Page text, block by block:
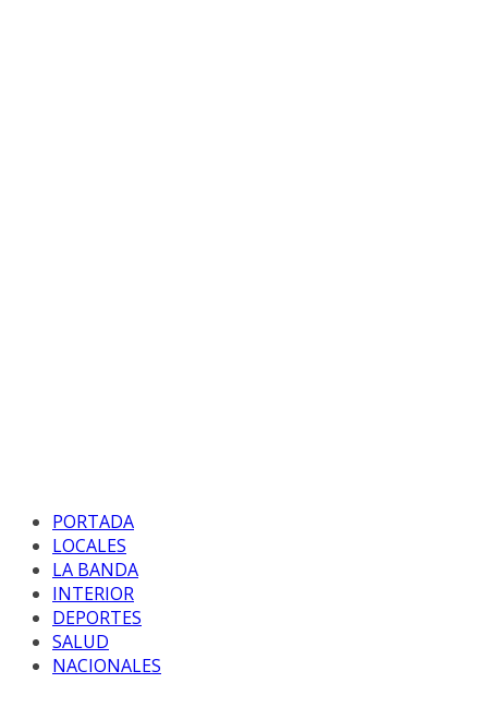
PORTADA
LOCALES
LA BANDA
INTERIOR
DEPORTES
SALUD
NACIONALES